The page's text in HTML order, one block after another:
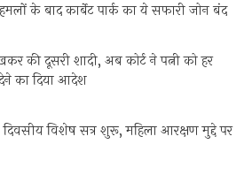
के बाद कार्बेट पार्क का ये सफारी जोन बंद
की दूसरी शादी, अब कोर्ट ने पत्नी को हर
देने का दिया आदेश
विशेष सत्र शुरू, महिला आरक्षण मुद्दे पर